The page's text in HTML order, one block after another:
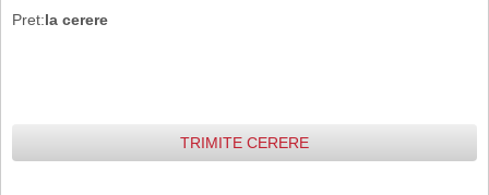
Pret:la cerere
TRIMITE CERERE